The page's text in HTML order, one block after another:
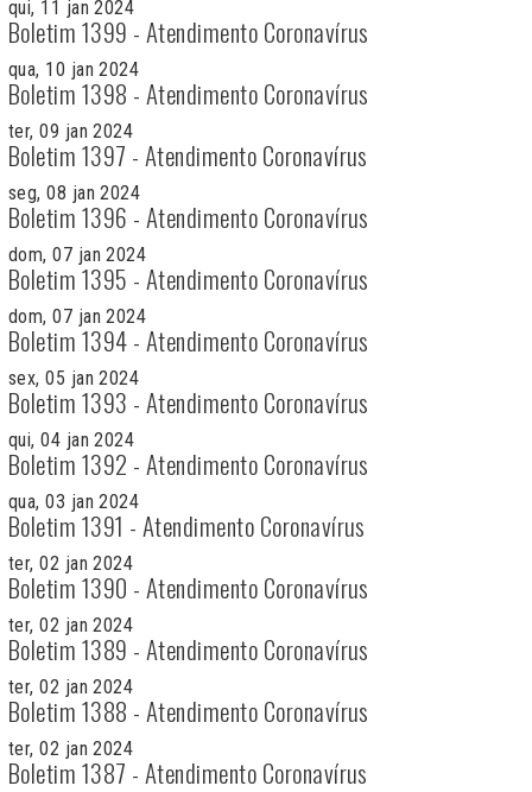
qui, 11 jan 2024
Boletim 1399 - Atendimento Coronavírus
qua, 10 jan 2024
Boletim 1398 - Atendimento Coronavírus
ter, 09 jan 2024
Boletim 1397 - Atendimento Coronavírus
seg, 08 jan 2024
Boletim 1396 - Atendimento Coronavírus
dom, 07 jan 2024
Boletim 1395 - Atendimento Coronavírus
dom, 07 jan 2024
Boletim 1394 - Atendimento Coronavírus
sex, 05 jan 2024
Boletim 1393 - Atendimento Coronavírus
qui, 04 jan 2024
Boletim 1392 - Atendimento Coronavírus
qua, 03 jan 2024
Boletim 1391 - Atendimento Coronavírus
ter, 02 jan 2024
Boletim 1390 - Atendimento Coronavírus
ter, 02 jan 2024
Boletim 1389 - Atendimento Coronavírus
ter, 02 jan 2024
Boletim 1388 - Atendimento Coronavírus
ter, 02 jan 2024
Boletim 1387 - Atendimento Coronavírus